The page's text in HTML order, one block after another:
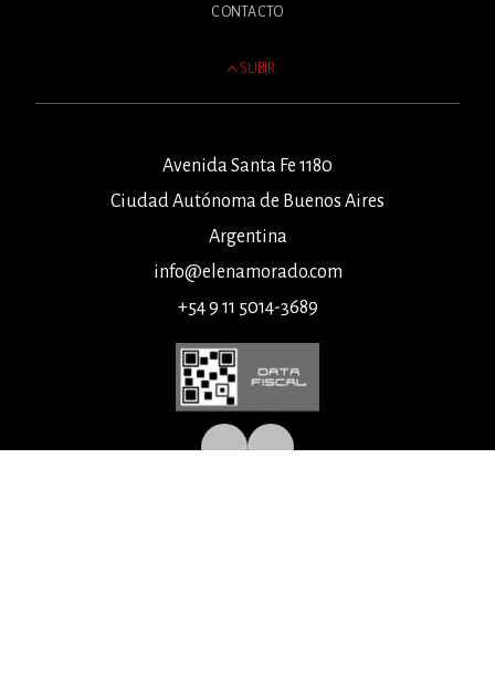
CONTACTO
SUBIR
Avenida Santa Fe 1180
Ciudad Autónoma de Buenos Aires
Argentina
info@elenamorado.com
+54 9 11 5014-3689